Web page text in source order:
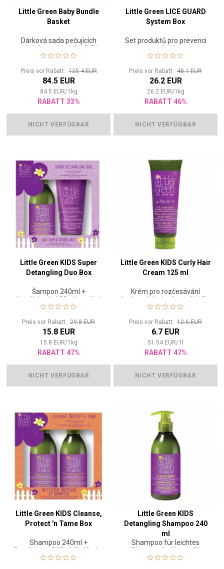
Little Green Baby Bundle
Basket
Dárková sada pečujících
produktů pro miminka 0-3 let
Preis vor Rabatt:125.4 EUR
84.5 EUR
84.5 EUR/1 kg
RABATT 33%
NICHT VERFÜGBAR
Little Green LICE GUARD
System Box
Set produktů pro prevenci
proti vším
Preis vor Rabatt: 48.1 EUR
26.2 EUR
26.2 EUR/1 kg
RABATT 46%
NICHT VERFÜGBAR
Little Green KIDS Super
Detangling Duo Box
Šampon 240ml +
kondicionér 180ml pro děti
3+
Preis vor Rabatt: 29.8 EUR
15.8 EUR
15.8 EUR/1 kg
RABATT 47%
NICHT VERFÜGBAR
Little Green KIDS Curly Hair
Cream 125 ml
Krém pro rozčesávání
kudrnatých vlasů pro děti 3+
Preis vor Rabatt: 12.6 EUR
6.7 EUR
51.54 EUR/1
RABATT 47%
NICHT VERFÜGBAR
Little Green KIDS Cleanse,
Protect 'n Tame Box
Shampoo 240ml +
Conditioner 240ml für Kinder
3+
Little Green KIDS
Detangling Shampoo 240
ml
Shampoo für leichtes
Kämmen der Haare für
Kinder ab 3 Jahren